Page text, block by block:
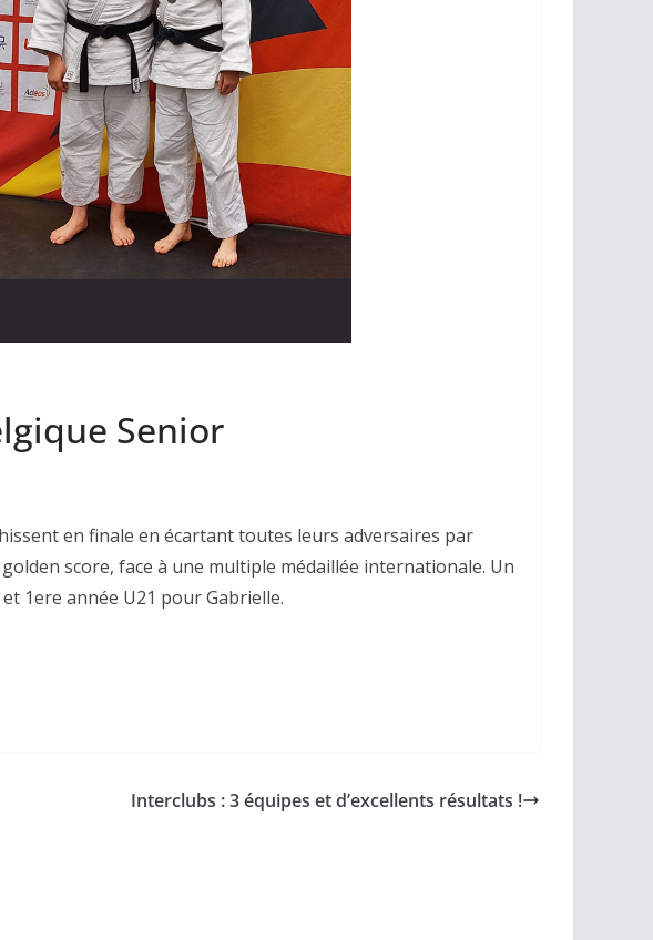
Senior
en finale en écartant toutes leurs adversaires par
score, face à une multiple médaillée internationale. Un
1ere année U21 pour Gabrielle.
Interclubs : 3 équipes et d’excellents résultats !